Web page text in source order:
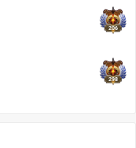
206
298